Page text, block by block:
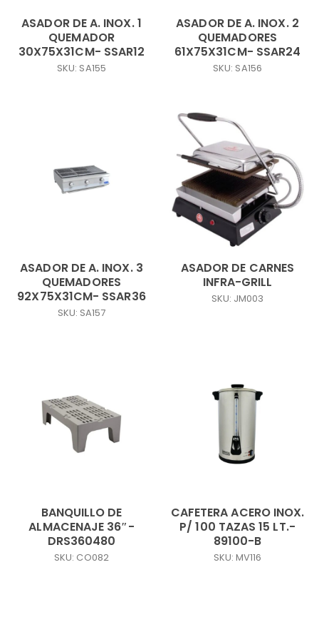
ASADOR DE A. INOX. 1
QUEMADOR
30X75X31CM- SSAR12
SKU: SA155
ASADOR DE A. INOX. 2
QUEMADORES
61X75X31CM- SSAR24
SKU: SA156
ASADOR DE A. INOX. 3
QUEMADORES
92X75X31CM- SSAR36
SKU: SA157
ASADOR DE CARNES
INFRA-GRILL
SKU: JM003
BANQUILLO DE
ALMACENAJE 36″-
DRS360480
SKU: CO082
CAFETERA ACERO INOX.
P/ 100 TAZAS 15 LT.-
89100-B
SKU: MV116